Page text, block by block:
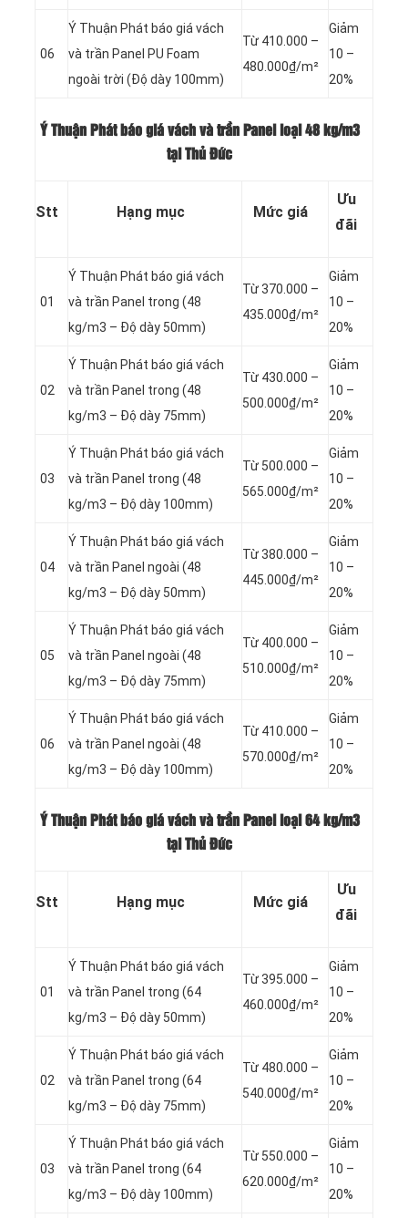
06
Ý Thuận Phát báo giá vách
và trần Panel PU Foam
ngoài trời (Độ dày 100mm)
Từ 410.000 –
480.000₫/m²
Giảm
10 –
20%
Ý Thuận Phát báo giá vách và trần Panel loại 48 kg/m3
tại Thủ Đức
Stt Hạng mục Mức giá
Ưu
đãi
01
Ý Thuận Phát báo giá vách
và trần Panel trong (48
kg/m3 – Độ dày 50mm)
Từ 370.000 –
435.000₫/m²
Giảm
10 –
20%
02
Ý Thuận Phát báo giá vách
và trần Panel trong (48
kg/m3 – Độ dày 75mm)
Từ 430.000 –
500.000₫/m²
Giảm
10 –
20%
03
Ý Thuận Phát báo giá vách
và trần Panel trong (48
kg/m3 – Độ dày 100mm)
Từ 500.000 –
565.000₫/m²
Giảm
10 –
20%
04
Ý Thuận Phát báo giá vách
và trần Panel ngoài (48
kg/m3 – Độ dày 50mm)
Từ 380.000 –
445.000₫/m²
Giảm
10 –
20%
05
Ý Thuận Phát báo giá vách
và trần Panel ngoài (48
kg/m3 – Độ dày 75mm)
Từ 400.000 –
510.000₫/m²
Giảm
10 –
20%
06
Ý Thuận Phát báo giá vách
và trần Panel ngoài (48
kg/m3 – Độ dày 100mm)
Từ 410.000 –
570.000₫/m²
Giảm
10 –
20%
Ý Thuận Phát báo giá vách và trần Panel loại 64 kg/m3
tại Thủ Đức
Stt Hạng mục Mức giá
Ưu
đãi
01
Ý Thuận Phát báo giá vách
và trần Panel trong (64
kg/m3 – Độ dày 50mm)
Từ 395.000 –
460.000₫/m²
Giảm
10 –
20%
02
Ý Thuận Phát báo giá vách
và trần Panel trong (64
kg/m3 – Độ dày 75mm)
Từ 480.000 –
540.000₫/m²
Giảm
10 –
20%
03
Ý Thuận Phát báo giá vách
và trần Panel trong (64
kg/m3 – Độ dày 100mm)
Từ 550.000 –
620.000₫/m²
Giảm
10 –
20%